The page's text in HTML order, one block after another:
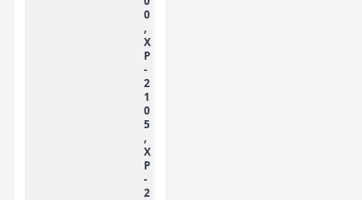
0
,
X
P
-
2
1
0
5
,
X
P
-
2